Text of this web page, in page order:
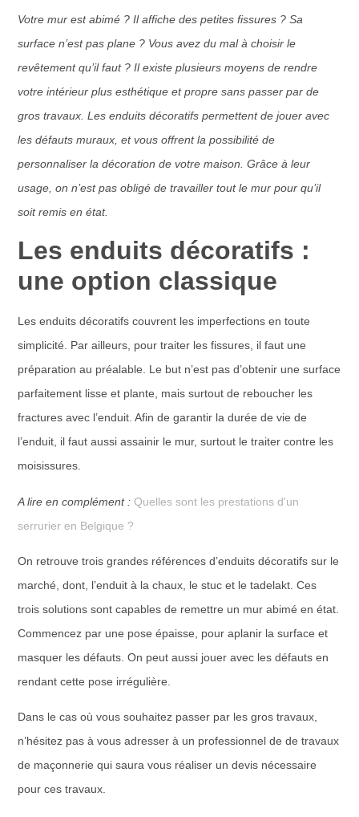
Votre mur est abimé ? Il affiche des petites fissures ? Sa
surface n’est pas plane ? Vous avez du mal à choisir le
revêtement qu’il faut ? Il existe plusieurs moyens de rendre
votre intérieur plus esthétique et propre sans passer par de
gros travaux. Les enduits décoratifs permettent de jouer avec
les défauts muraux, et vous offrent la possibilité de
personnaliser la décoration de votre maison. Grâce à leur
usage, on n’est pas obligé de travailler tout le mur pour qu’il
soit remis en état.
Les enduits décoratifs :
une option classique
Les enduits décoratifs couvrent les imperfections en toute
simplicité. Par ailleurs, pour traiter les fissures, il faut une
préparation au préalable. Le but n’est pas d’obtenir une surface
parfaitement lisse et plante, mais surtout de reboucher les
fractures avec l’enduit. Afin de garantir la durée de vie de
l’enduit, il faut aussi assainir le mur, surtout le traiter contre les
moisissures.
A lire en complément : Quelles sont les prestations d'un
serrurier en Belgique ?
On retrouve trois grandes références d’enduits décoratifs sur le
marché, dont, l’enduit à la chaux, le stuc et le tadelakt. Ces
trois solutions sont capables de remettre un mur abimé en état.
Commencez par une pose épaisse, pour aplanir la surface et
masquer les défauts. On peut aussi jouer avec les défauts en
rendant cette pose irrégulière.
Dans le cas où vous souhaitez passer par les gros travaux,
n’hésitez pas à vous adresser à un professionnel de de travaux
de maçonnerie qui saura vous réaliser un devis nécessaire
pour ces travaux.